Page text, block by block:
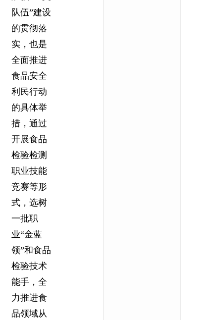
队伍”建设
的贯彻落
实，也是
全面推进
食品安全
利民行动
的具体举
措，通过
开展食品
检验检测
职业技能
竞赛等形
式，选树
一批职
业“金蓝
领”和食品
检验技术
能手，全
力推进食
品领域从